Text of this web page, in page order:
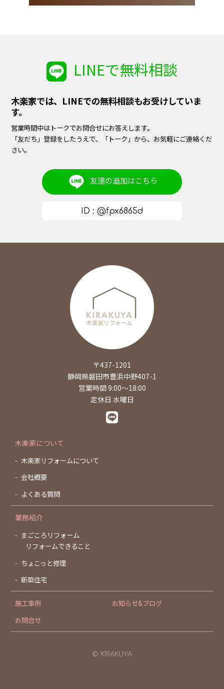
LINEで無料相談
木楽家では、LINEでの無料相談もお受けしていま
す。
営業時間中はトークでお問合せにお答えします。
「友だち」登録をしたうえで、「トーク」から、お気軽にご連絡くだ
さい。
友達の追加はこちら
ID : @fpx6865d
〒437-1201
静岡県磐田市豊浜中野407-1
営業時間 9:00～18:00
定休日 水曜日
木楽家について
木楽家リフォームについて
会社概要
よくある質問
業務紹介
まごころリフォーム
リフォームできること
ちょこっと修理
新築住宅
施工事例
お知らせ&ブログ
お問合せ
© KIRAKUYA